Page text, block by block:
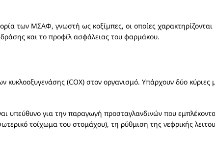
των ΜΣΑΦ, γνωστή ως κοξίμπες, οι οποίες χαρακτηρίζονται
δράσης και το προφίλ ασφάλειας του φαρμάκου.
κυκλοοξυγενάσης (COX) στον οργανισμό. Υπάρχουν δύο κύριες
υπεύθυνο για την παραγωγή προσταγλανδινών που
τοίχωμα του στομάχου), τη ρύθμιση της νεφρικής